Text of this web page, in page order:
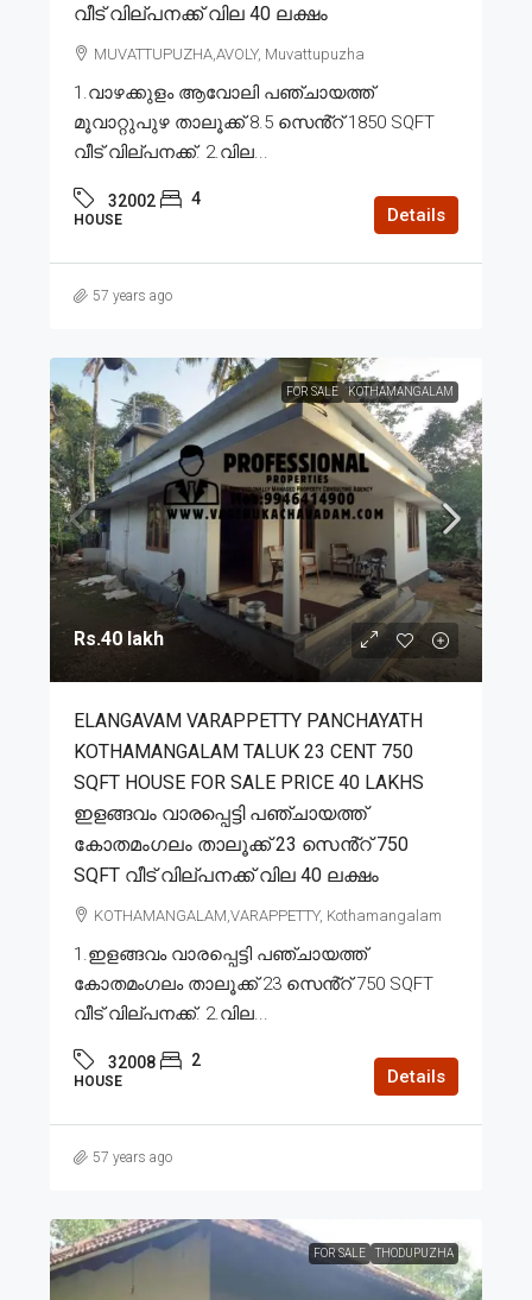
വീട് വില്പനക്ക് വില 40 ലക്ഷം
MUVATTUPUZHA,AVOLY, Muvattupuzha
1.വാഴക്കുളം ആവോലി പഞ്ചായത്ത്
മൂവാറ്റുപുഴ താലൂക്ക് 8.5 സെൻ്റ് 1850 SQFT
വീട് വില്പനക്ക്. 2.വില...
32002 4
HOUSE Details
57 years ago
FOR SALE KOTHAMANGALAM
Rs.40 lakh
ELANGAVAM VARAPPETTY PANCHAYATH
KOTHAMANGALAM TALUK 23 CENT 750
SQFT HOUSE FOR SALE PRICE 40 LAKHS
ഇളങ്ങവം വാരപ്പെട്ടി പഞ്ചായത്ത്
കോതമംഗലം താലൂക്ക് 23 സെൻ്റ് 750
SQFT വീട് വില്പനക്ക് വില 40 ലക്ഷം
KOTHAMANGALAM,VARAPPETTY, Kothamangalam
1.ഇളങ്ങവം വാരപ്പെട്ടി പഞ്ചായത്ത്
കോതമംഗലം താലൂക്ക് 23 സെൻ്റ് 750 SQFT
വീട് വില്പനക്ക്. 2.വില...
32008 2
HOUSE Details
57 years ago
FOR SALE THODUPUZHA